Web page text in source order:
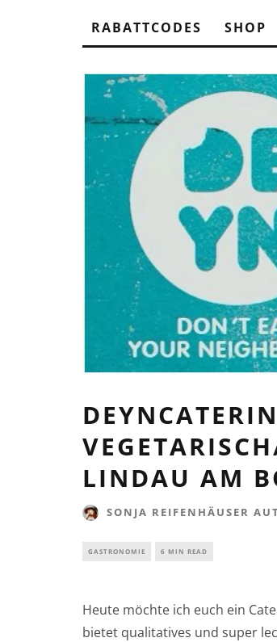
RABATTCODES SHOP
LINDAU AM
SONJA REIFENHÄUSER
GASTRONOMIE 6 MIN READ
Heute möchte ich euch ein
bietet qualitatives und super